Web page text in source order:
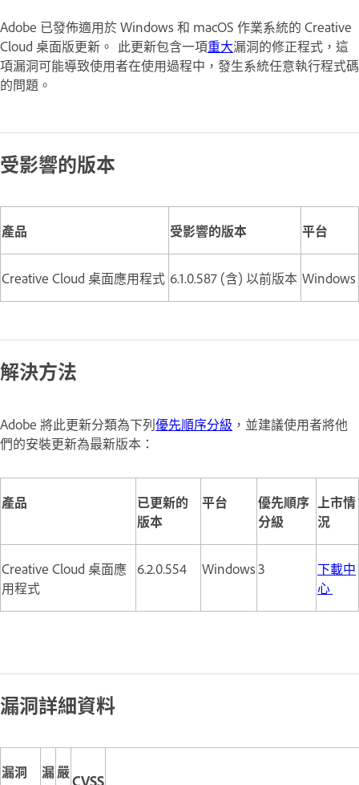
Adobe 已發佈適用於 Windows 和 macOS 作業系統的 Creative
Cloud 桌面版更新。 此更新包含一項重大漏洞的修正程式，這
項漏洞可能導致使用者在使用過程中，發生系統任意執行程式碼
的問題。
受影響的版本
產品 受影響的版本 平台
Creative Cloud 桌面應用程式 6.1.0.587 (含) 以前版本 Windows
解決方法
Adobe 將此更新分類為下列優先順序分級 ，並建議使用者將他
們的安裝更新為最新版本：
產品
已更新的
版本
平台
優先順序
分級
上市情
況
Creative Cloud 桌面應
用程式
6.2.0.554 Windows3
下載中
心
漏洞詳細資料
漏洞
漏嚴CVSS